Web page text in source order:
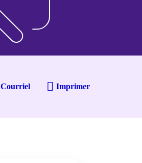
Courriel Imprimer